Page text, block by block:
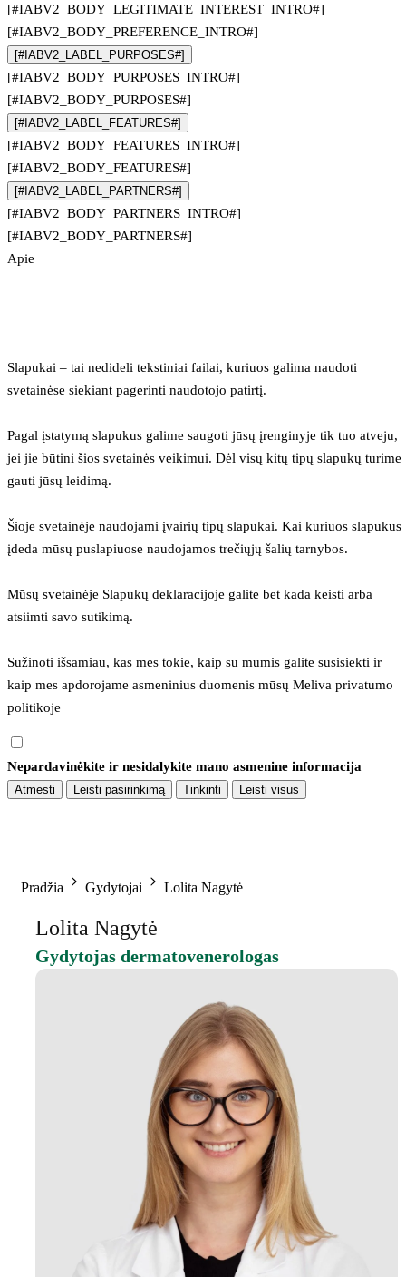
[#IABV2_BODY_LEGITIMATE_INTEREST_INTRO#]
[#IABV2_BODY_PREFERENCE_INTRO#]
[#IABV2_LABEL_PURPOSES#]
[#IABV2_BODY_PURPOSES_INTRO#]
[#IABV2_BODY_PURPOSES#]
[#IABV2_LABEL_FEATURES#]
[#IABV2_BODY_FEATURES_INTRO#]
[#IABV2_BODY_FEATURES#]
[#IABV2_LABEL_PARTNERS#]
[#IABV2_BODY_PARTNERS_INTRO#]
[#IABV2_BODY_PARTNERS#]
Apie
Slapukai – tai nedideli tekstiniai failai, kuriuos galima naudoti
svetainėse siekiant pagerinti naudotojo patirtį.
Pagal įstatymą slapukus galime saugoti jūsų įrenginyje tik tuo atveju,
jei jie būtini šios svetainės veikimui. Dėl visų kitų tipų slapukų turime
gauti jūsų leidimą.
Šioje svetainėje naudojami įvairių tipų slapukai. Kai kuriuos slapukus
įdeda mūsų puslapiuose naudojamos trečiųjų šalių tarnybos.
Mūsų svetainėje Slapukų deklaracijoje galite bet kada keisti arba
atsiimti savo sutikimą.
Sužinoti išsamiau, kas mes tokie, kaip su mumis galite susisiekti ir
kaip mes apdorojame asmeninius duomenis mūsų Meliva privatumo
politikoje
Nepardavinėkite ir nesidalykite mano asmenine informacija
Atmesti Leisti pasirinkimą Tinkinti Leisti visus
Pradžia Gydytojai Lolita Nagytė
Lolita Nagytė
Gydytojas dermatovenerologas